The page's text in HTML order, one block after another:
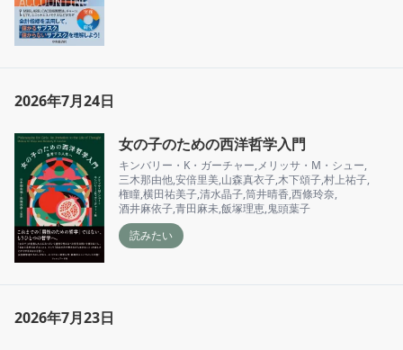
2026年7月24日
女の子のための西洋哲学入門
キンバリー・K・ガーチャー,メリッサ・M・シュー,
三木那由他,安倍里美,山森真衣子,木下頌子,村上祐子,
権瞳,横田祐美子,清水晶子,筒井晴香,西條玲奈,
酒井麻依子,青田麻未,飯塚理恵,鬼頭葉子
読みたい
2026年7月23日